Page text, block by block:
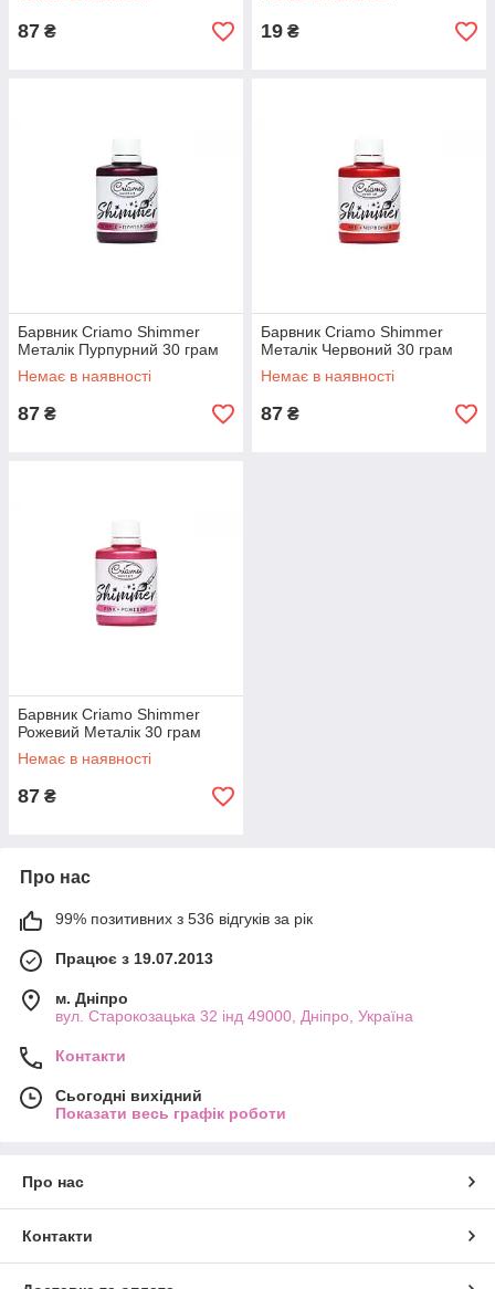
87 ₴ 19 ₴
Барвник Criamo Shimmer
Металік Пурпурний 30 грам
Немає в наявності
87 ₴
Барвник Criamo Shimmer
Металік Червоний 30 грам
Немає в наявності
87 ₴
Барвник Criamo Shimmer
Рожевий Металік 30 грам
Немає в наявності
87 ₴
Про нас
99% позитивних з 536 відгуків за рік
Працює з 19.07.2013
м. Дніпро
вул. Старокозацька 32 інд 49000, Дніпро, Україна
Контакти
Сьогодні вихідний
Показати весь графік роботи
Про нас
Контакти